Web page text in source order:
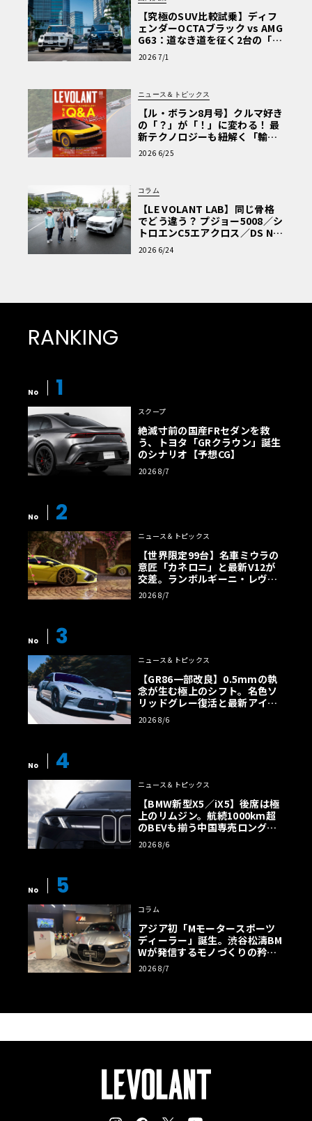
【究極のSUV比較試乗】ディフ
ェンダーOCTAブラック vs AMG
G63：道なき道を征く2台の「対
極的アプローチ」
2026 7/1
ニュース＆トピックス
【ル・ボラン8月号】クルマ好き
の「？」が「！」に変わる！ 最
新テクノロジーも紐解く「輸入
車Q&A」
2026 6/25
コラム
【LE VOLANT LAB】同じ骨格
でどう違う？ プジョー5008／シ
トロエンC5エアクロス／DS Nº4
読者一気乗りレポート
2026 6/24
RANKING
No 1
スクープ
絶滅寸前の国産FRセダンを救
う、トヨタ「GRクラウン」誕生
のシナリオ【予想CG】
2026 8/7
No 2
ニュース＆トピックス
【世界限定99台】名車ミウラの
意匠「カネロニ」と最新V12が
交差。ランボルギーニ・レヴエ
ルトに60周年記念車が登場
2026 8/7
No 3
ニュース＆トピックス
【GR86一部改良】0.5mmの執
念が生む極上のシフト。名色ソ
リッドグレー復活と最新アイサ
イトでFRの極みへ
2026 8/6
No 4
ニュース＆トピックス
【BMW新型X5／iX5】後席は極
上のリムジン。航続1000km超
のBEVも揃う中国専売ロング仕
様の全貌
2026 8/6
No 5
コラム
アジア初「Mモータースポーツ
ディーラー」誕生。渋谷松濤BM
Wが発信するモノづくりの矜持
【木下隆之コラム】
2026 8/7